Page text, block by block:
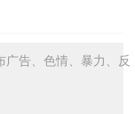
广告、色情、暴力、反